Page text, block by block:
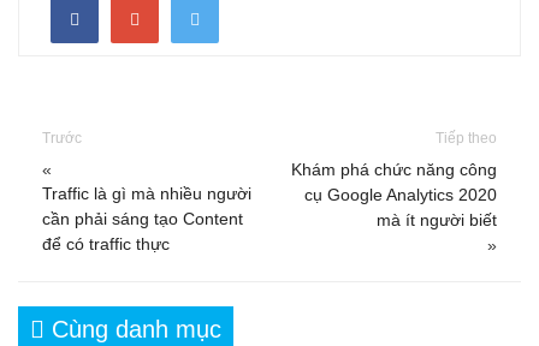
Trước
«
Traffic là gì mà nhiều người
cần phải sáng tạo Content
để có traffic thực
Tiếp theo
Khám phá chức năng công
cụ Google Analytics 2020
mà ít người biết
»
Cùng danh mục